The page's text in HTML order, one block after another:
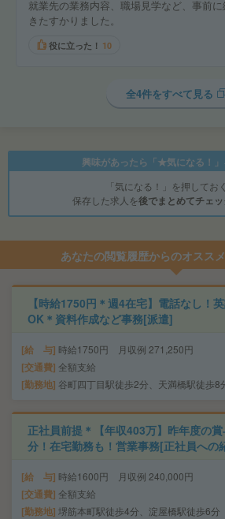
就業先の業務内容、職場見学など、事前
きたすかりました。
役に立った！ 10
全4件をすべて見る
興味があったら「★気になる！」
「気になる！」を押してお
保存した求人を後でまとめてチェッ
あなたの閲覧履歴からのオスス
【時給1750円＊週4在宅】電話なし！
OK＊資料作成など事務[派遣]
給 与 時給1750円 月収例 271,250円
交通費 全額支給
勤務地 谷町四丁目駅徒歩2分、天満橋駅徒歩8
正社員前提＊【年収403万】昨年度の
分！在宅勤務も！営業事務[正社員への
給 与 時給1600円 月収例 240,000円
交通費 全額支給
勤務地 堺筋本町駅徒歩4分、淀屋橋駅徒歩6分